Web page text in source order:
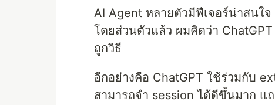
AI Agent หลายตัวมีฟีเจอร์น่าสนใ
โดยส่วนตัวแล้ว ผมคิดว่า
ถูกวิธี
อีกอย่างคือ ChatGPT ใช้ร่วมกับ
สามารถจำ session ได้ดีขึ้นมาก แ